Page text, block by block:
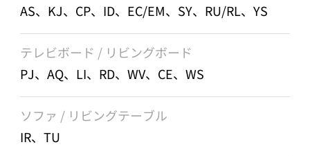
AS、KJ、CP、ID、EC/EM、SY、RU/RL、YS
テレビボード / リビングボード
PJ、AQ、LI、RD、WV、CE、WS
ソファ / リビングテーブル
IR、TU